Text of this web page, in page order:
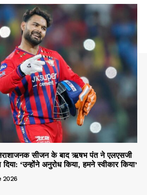
सीजन के बाद ऋषभ पंत ने एलएसजी
‘उन्होंने अनुरोध किया, हमने स्वीकार किया’
2026